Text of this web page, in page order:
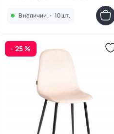
В наличии • 10 шт.
- 25 %